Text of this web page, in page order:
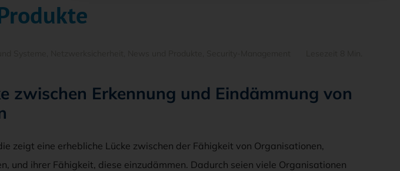
zwischen Erkennung und Eindämmung von
zeigt eine erhebliche Lücke zwischen der Fähigkeit von Organisationen,
und ihrer Fähigkeit, diese einzudämmen. Dadurch seien viele Organisationen